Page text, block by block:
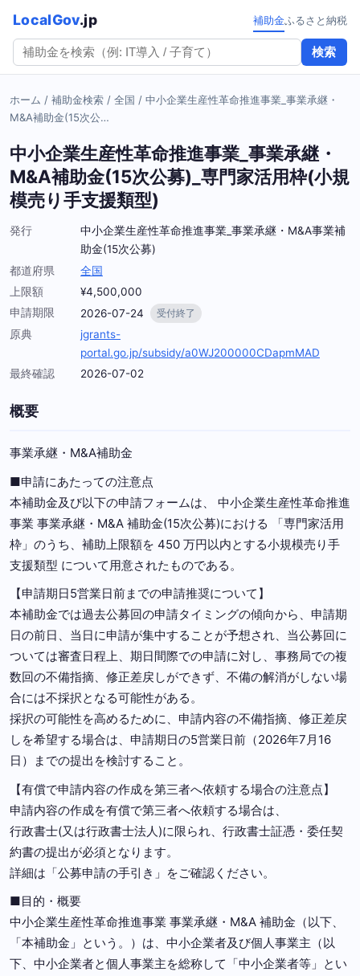
LocalGov.jp
検索
補助金ふるさと納税
ホーム / 補助金検索 / 全国 / 中小企業生産性革命推進事業_事業承継・
M&A補助金(15次公…
中小企業生産性革命推進事業_事業承継・
M&A補助金(15次公募)_専門家活用枠(小規
模売り手支援類型)
発行
中小企業生産性革命推進事業_事業承継・M&A事業補
助金(15次公募)
都道府県
全国
上限額
¥4,500,000
申請期限
2026-07-24 受付終了
原典
jgrants-
portal.go.jp/subsidy/a0WJ200000CDapmMAD
最終確認
2026-07-02
概要
事業承継・M&A補助金
■申請にあたっての注意点
本補助金及び以下の申請フォームは、 中小企業生産性革命推進
事業 事業承継・M&A 補助金(15次公募)における 「専門家活用
枠」のうち、補助上限額を 450 万円以内とする小規模売り手
支援類型 について用意されたものである。
【申請期日5営業日前までの申請推奨について】
本補助金では過去公募回の申請タイミングの傾向から、申請期
日の前日、当日に申請が集中することが予想され、当公募回に
ついては審査日程上、期日間際での申請に対し、事務局での複
数回の不備指摘、修正差戻しができず、不備の解消がしない場
合には不採択となる可能性がある。
採択の可能性を高めるために、申請内容の不備指摘、修正差戻
しを希望する場合は、申請期日の5営業日前（2026年7月16
日）までの提出を検討すること。
【有償で申請内容の作成を第三者へ依頼する場合の注意点】
申請内容の作成を有償で第三者へ依頼する場合は、
行政書士(又は行政書士法人)に限られ、行政書士証憑・委任契
約書の提出が必須となります。
詳細は「公募申請の手引き」をご確認ください。
■目的・概要
中小企業生産性革命推進事業 事業承継・M&A 補助金（以下、
「本補助金」という。）は、中小企業者及び個人事業主（以
下、中小企業者と個人事業主を総称して「中小企業者等」とい